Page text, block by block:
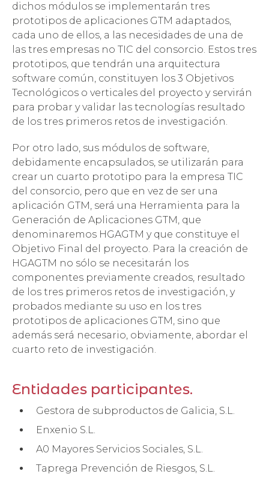
dichos módulos se implementarán tres
prototipos de aplicaciones GTM adaptados,
cada uno de ellos, a las necesidades de una de
las tres empresas no TIC del consorcio. Estos tres
prototipos, que tendrán una arquitectura
software común, constituyen los 3 Objetivos
Tecnológicos o verticales del proyecto y servirán
para probar y validar las tecnologías resultado
de los tres primeros retos de investigación.
Por otro lado, sus módulos de software,
debidamente encapsulados, se utilizarán para
crear un cuarto prototipo para la empresa TIC
del consorcio, pero que en vez de ser una
aplicación GTM, será una Herramienta para la
Generación de Aplicaciones GTM, que
denominaremos HGAGTM y que constituye el
Objetivo Final del proyecto. Para la creación de
HGAGTM no sólo se necesitarán los
componentes previamente creados, resultado
de los tres primeros retos de investigación, y
probados mediante su uso en los tres
prototipos de aplicaciones GTM, sino que
además será necesario, obviamente, abordar el
cuarto reto de investigación.
Entidades participantes.
Gestora de subproductos de Galicia, S.L.
Enxenio S.L.
A0 Mayores Servicios Sociales, S.L.
Taprega Prevención de Riesgos, S.L.